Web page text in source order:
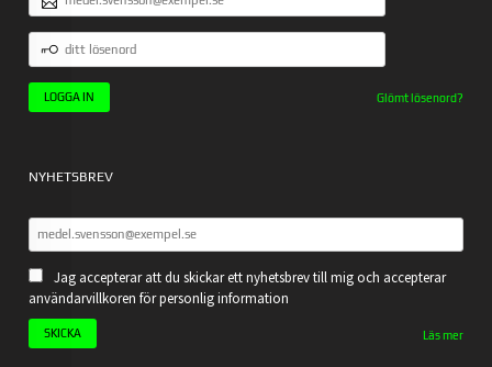
POSTADRESS
LÖSENORD
Glömt lösenord?
NYHETSBREV
Jag accepterar att du skickar ett nyhetsbrev till mig och accepterar
användarvillkoren för personlig information
Läs mer